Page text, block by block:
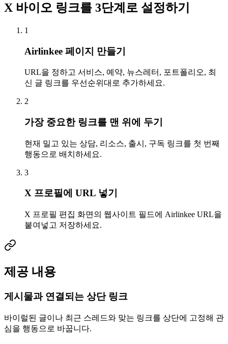
X 바이오 링크를 3단계로 설정하기
1
Airlinkee 페이지 만들기
URL을 정하고 서비스, 예약, 뉴스레터, 포트폴리오, 최
신 글 링크를 우선순위대로 추가하세요.
2
가장 중요한 링크를 맨 위에 두기
현재 밀고 있는 상담, 리소스, 출시, 구독 링크를 첫 번째
행동으로 배치하세요.
3
X 프로필에 URL 넣기
X 프로필 편집 화면의 웹사이트 필드에 Airlinkee URL을
붙여넣고 저장하세요.
제공 내용
게시물과 연결되는 상단 링크
바이럴된 글이나 최근 스레드와 맞는 링크를 상단에 고정해 관
심을 행동으로 바꿉니다.